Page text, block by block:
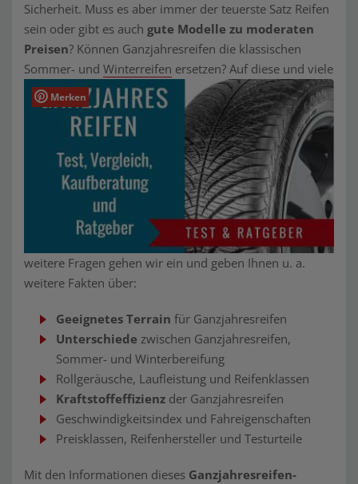
Sicherheit. Muss es aber immer der teuerste Satz Reifen
sein oder gibt es auch gute Modelle zu moderaten
Preisen? Können Ganzjahresreifen die klassischen
Sommer- und
Merken
Winterreifen ersetzen? Auf diese und viele
weitere Fragen gehen wir ein und geben Ihnen u. a.
weitere Fakten über:
Geeignetes Terrain für Ganzjahresreifen
Unterschiede zwischen Ganzjahresreifen,
Sommer- und Winterbereifung
Rollgeräusche, Laufleistung und Reifenklassen
Kraftstoffeffizienz der Ganzjahresreifen
Geschwindigkeitsindex und Fahreigenschaften
Preisklassen, Reifenhersteller und Testurteile
Mit den Informationen dieses Ganzjahresreifen-